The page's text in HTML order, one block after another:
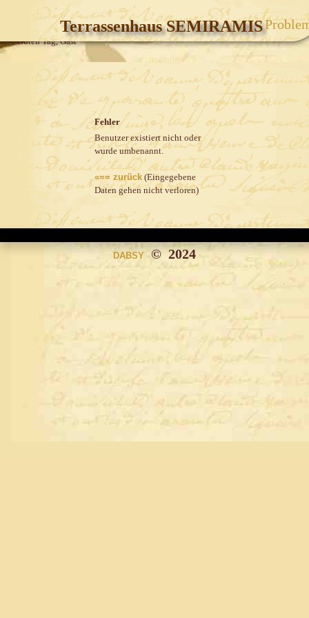
Home|Album|Login|« zurück
Guten Tag, Gast
Terrassenhaus SEMIRAMIS
<_menue>
Fehler
Benutzer existiert nicht oder
wurde umbenannt.
«== zurück(Eingegebene
Daten gehen nicht verloren)
DABSY © 2024